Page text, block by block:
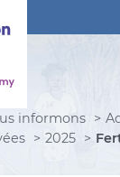
informons
2025